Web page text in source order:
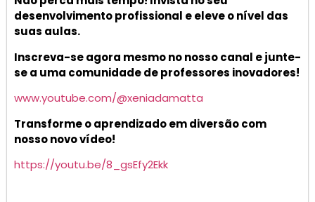
desenvolvimento profissional e eleve o nível das
suas aulas.
Inscreva-se agora mesmo no nosso canal e junte-
se a uma comunidade de professores inovadores!
www.youtube.com/@xeniadamatta
Transforme o aprendizado em diversão com
nosso novo vídeo!
https://youtu.be/8_gsEfy2Ekk